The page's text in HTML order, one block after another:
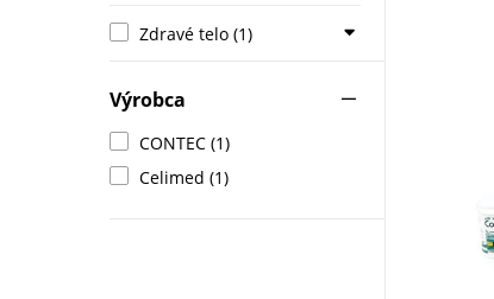
Zdravé telo (1)
Výrobca
CONTEC (1)
Celimed (1)